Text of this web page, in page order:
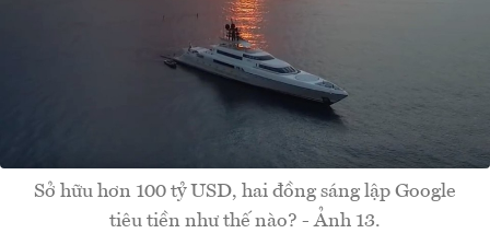
Sở hữu hơn 100 tỷ USD, hai đồng sáng lập Google
tiêu tiền như thế nào? - Ảnh 13.